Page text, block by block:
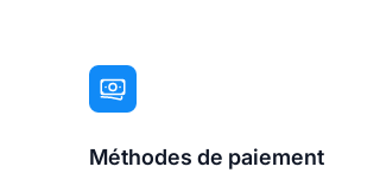
Méthodes de paiement